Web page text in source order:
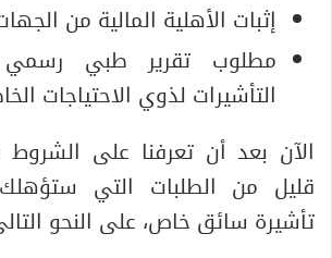
إثبات الأهلية المالية من
مطلوب تقرير طبي رسمي
التأشيرات لذوي الاحتياجات
الآن بعد أن تعرفنا على
قليل من الطلبات التي
تأشيرة سائق خاص، على النحو